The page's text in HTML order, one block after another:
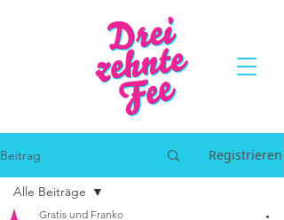
Beitrag Registrieren
Alle Beiträge
Gratis und Franko